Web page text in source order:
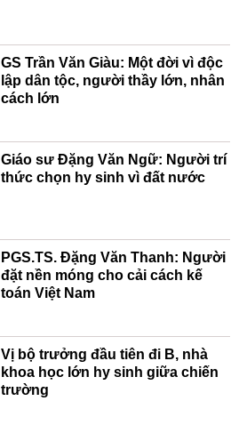
GS Trần Văn Giàu: Một đời vì độc
lập dân tộc, người thầy lớn, nhân
cách lớn
Giáo sư Đặng Văn Ngữ: Người trí
thức chọn hy sinh vì đất nước
PGS.TS. Đặng Văn Thanh: Người
đặt nền móng cho cải cách kế
toán Việt Nam
Vị bộ trưởng đầu tiên đi B, nhà
khoa học lớn hy sinh giữa chiến
trường